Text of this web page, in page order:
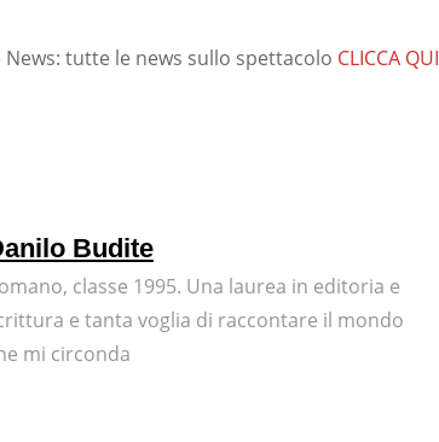
News: tutte le news sullo spettacolo CLICCA QUI
Budite
classe 1995. Una laurea in editoria e
e tanta voglia di raccontare il mondo
mi circonda